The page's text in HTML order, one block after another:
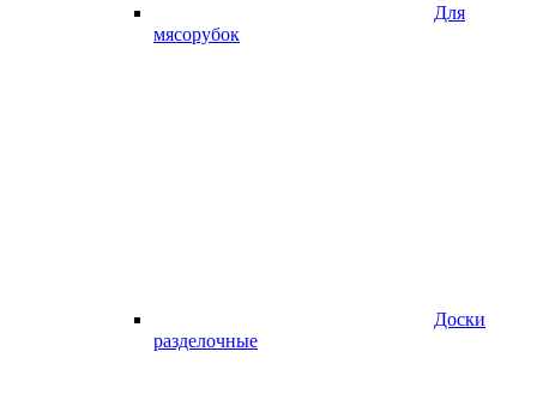
Для
мясорубок
Доски
разделочные